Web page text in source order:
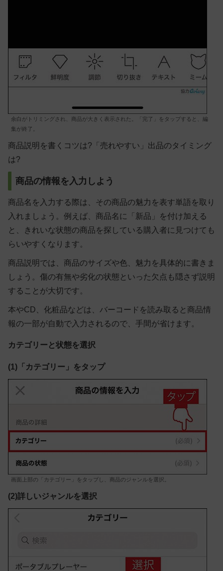
余白がトリミングされ、商品が大きく表示された。「完了」をタップすると、編
集が終了。
商品説明を書くコツは?「売れやすい」出品のタイミング
は?
商品の情報を入力しよう
商品名を入力する際は、その商品の魅力を表す単語を取り
入れましょう。例えば、商品名に「新品」を付け加える
と、きれいな状態の商品を探している購入者に見つけても
らいやすくなります。
商品説明では、商品のサイズや色、魅力を具体的に書きま
しょう。傷の有無や劣化の状態といった欠点も隠さず説明
することが大切です。
本やCD、化粧品などは、バーコードを読み取ると商品情
報の一部が自動で入力されるので、手間が省けます。
カテゴリーと状態を選択
(1)「カテゴリー」をタップ
画面上部の「カテゴリー」をタップし、商品のジャンルを選択。
(2)詳しいジャンルを選択